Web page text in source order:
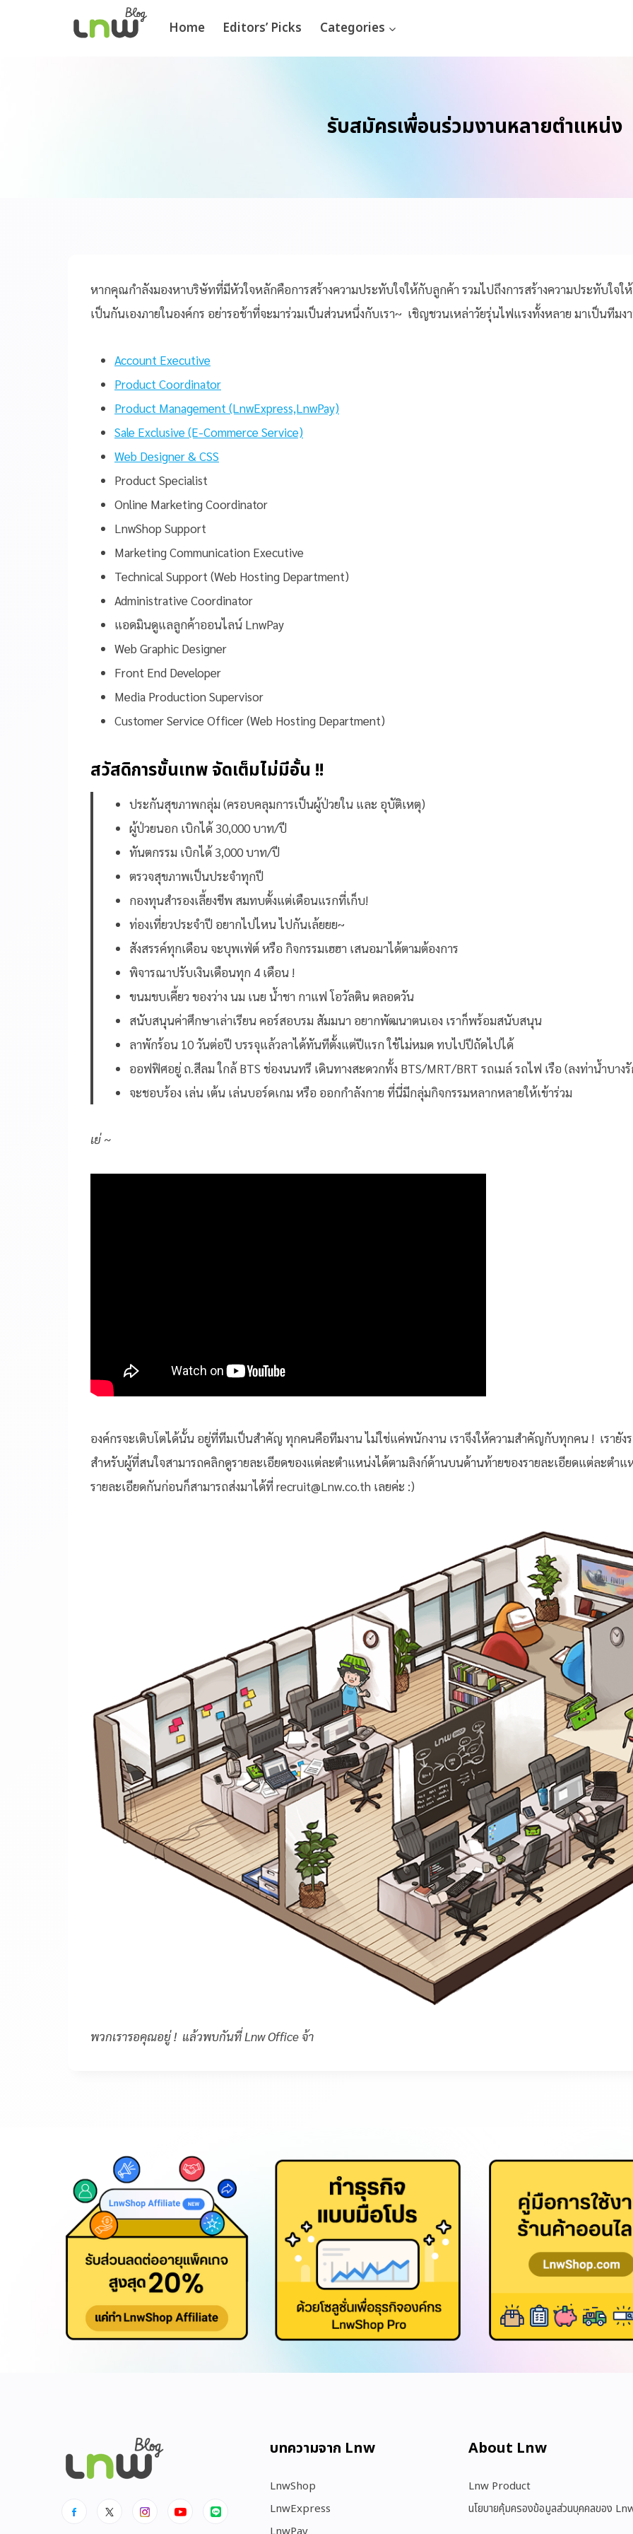
Home Editors’ Picks Categories
รับสมัครเพื่อนร่วมงานหลายตำแหน่ง
หากคุณกำลังมองหาบริษัทที่มีหัวใจหลักคือการสร้างความประทับใจให้กับลูกค้า รวมไปถึงการสร้างความประทับใจใ
เป็นกันเองภายในองค์กร อย่ารอช้าที่จะมาร่วมเป็นส่วนหนึ่งกับเรา~ เชิญชวนเหล่าวัยรุ่นไฟแรงทั้งหลาย มาเป็นทีม
Account Executive
Product Coordinator
Product Management (LnwExpress,LnwPay)
Sale Exclusive (E-Commerce Service)
Web Designer & CSS
Product Specialist
Online Marketing Coordinator
LnwShop Support
Marketing Communication Executive
Technical Support (Web Hosting Department)
Administrative Coordinator
แอดมินดูแลลูกค้าออนไลน์ LnwPay
Web Graphic Designer
Front End Developer
Media Production Supervisor
Customer Service Officer (Web Hosting Department)
สวัสดิการขั้นเทพ จัดเต็มไม่มีอั้น !!
ประกันสุขภาพกลุ่ม (ครอบคลุมการเป็นผู้ป่วยใน และ อุบัติเหตุ)
ผู้ป่วยนอก เบิกได้ 30,000 บาท/ปี
ทันตกรรม เบิกได้ 3,000 บาท/ปี
ตรวจสุขภาพเป็นประจำทุกปี
กองทุนสำรองเลี้ยงชีพ สมทบตั้งแต่เดือนแรกที่เก็บ!
ท่องเที่ยวประจำปี อยากไปไหน ไปกันเล้ยยย~
สังสรรค์ทุกเดือน จะบุพเฟ่ต์ หรือ กิจกรรมเฮฮา เสนอมาได้ตามต้องการ
พิจารณาปรับเงินเดือนทุก 4 เดือน !
ขนมขบเคี้ยว ของว่าง นม เนย น้ำชา กาแฟ โอวัลติน ตลอดวัน
สนับสนุนค่าศึกษาเล่าเรียน คอร์สอบรม สัมมนา อยากพัฒนาตนเอง เราก็พร้อมสนับสนุน
ลาพักร้อน 10 วันต่อปี บรรจุแล้วลาได้ทันทีตั้งแต่ปีแรก ใช้ไม่หมด ทบไปปีถัดไปได้
ออฟฟิศอยู่ ถ.สีลม ใกล้ BTS ช่องนนทรี เดินทางสะดวกทั้ง BTS/MRT/BRT รถเมล์ รถไฟ เรือ (ลงท่าน้ำบาง
จะชอบร้อง เล่น เต้น เล่นบอร์ดเกม หรือ ออกกำลังกาย ที่นี่มีกลุ่มกิจกรรมหลากหลายให้เข้าร่วม
เย่ ~
องค์กรจะเติบโตได้นั้น อยู่ที่ทีมเป็นสำคัญ ทุกคนคือทีมงาน ไม่ใช่แค่พนักงาน เราจึงให้ความสำคัญกับทุกคน ! เรายัง
สำหรับผู้ที่สนใจสามารถคลิกดูรายละเอียดของแต่ละตำแหน่งได้ตามลิงก์ด้านบนด้านท้ายของรายละเอียดแต่ละตำ
รายละเอียดกันก่อนก็สามารถส่งมาได้ที่ recruit@Lnw.co.th เลยค่ะ :)
พวกเรารอคุณอยู่ ! แล้วพบกันที่ Lnw Office จ้า
บทความจาก Lnw
LnwShop
LnwExpress
About Lnw​
Lnw Product
นโยบายคุ้มครองข้อมูลส่วนบุคคลของ